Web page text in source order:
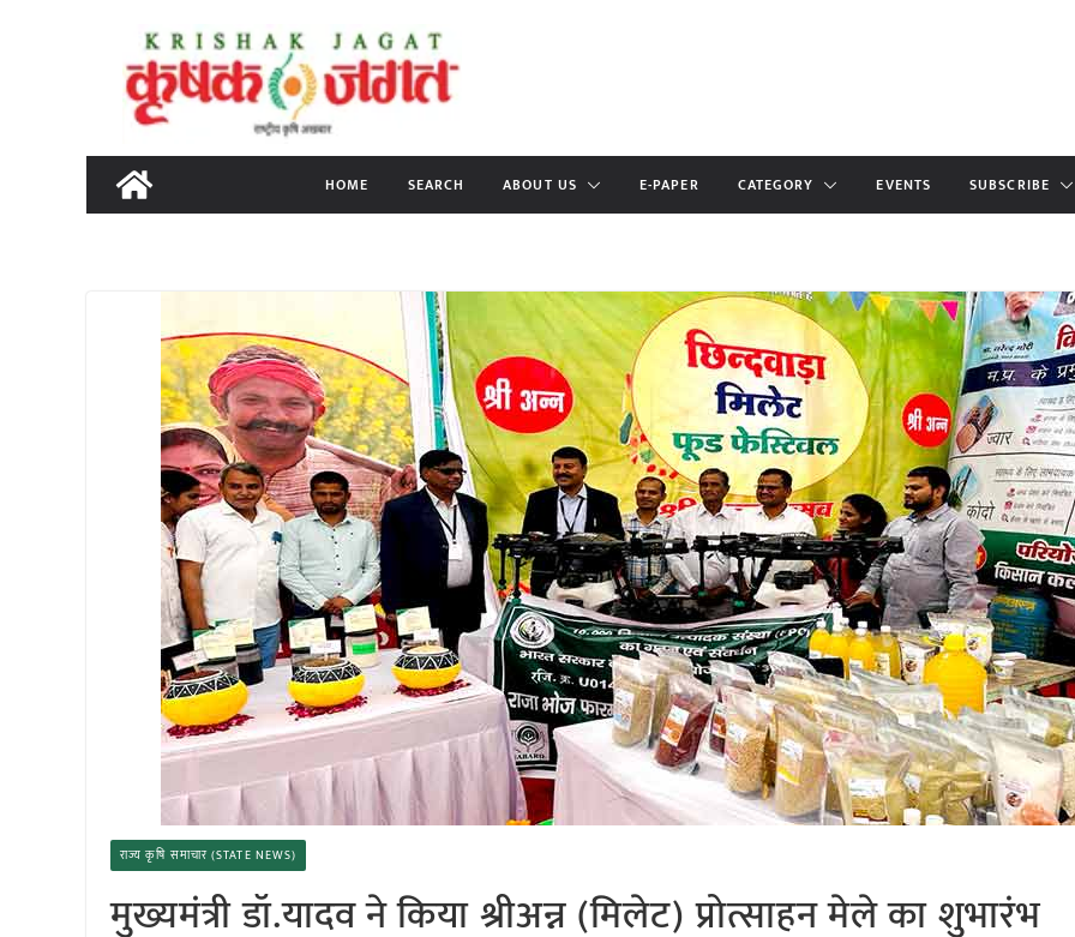
content
HOME SEARCH ABOUT US E-PAPER CATEGORY EVENTS SUBSCRIBE
राज्य कृषि समाचार (STATE NEWS)
मुख्यमंत्री डॉ.यादव ने किया श्रीअन्न (मिलेट) प्रोत्साहन मेले का शुभारंभ